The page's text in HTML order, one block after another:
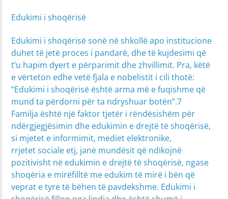
Edukimi i shoqërisë
Edukimi i shoqërisë sonë në shkollë apo institucione
duhet të jetë proces i pandarë, dhe të kujdesimi që
t’u hapim dyert e përparimit dhe zhvillimit. Pra, këtë
e vërteton edhe vetë fjala e nobelistit i cili thotë:
“Edukimi i shoqërisë është arma më e fuqishme që
mund ta përdorni për ta ndryshuar botën”.7
Familja është një faktor tjetër i rëndësishëm për
ndërgjegjësimin dhe edukimin e drejtë të shoqërisë,
si mjetet e informimit, mediet elektronike,
rrjetet sociale etj, janë mundësit që ndikojnë
pozitivisht në edukimin e drejtë të shoqërisë, ngase
shoqëria e mirëfilltë me edukim të mirë i bën që
veprat e tyre të bëhen të pavdekshme. Edukimi i